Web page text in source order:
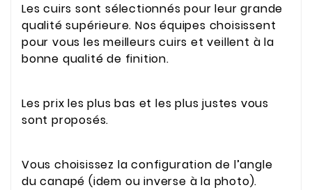
Les cuirs sont sélectionnés pour leur grande
qualité supérieure. Nos équipes choisissent
pour vous les meilleurs cuirs et veillent à la
bonne qualité de finition.
Les prix les plus bas et les plus justes vous
sont proposés.
Vous choisissez la configuration de l’angle
du canapé (idem ou inverse à la photo).